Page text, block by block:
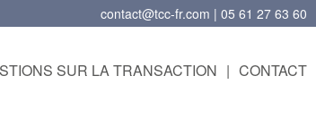
contact@tcc-fr.com | 05 61 27 63 60
SUR LA TRANSACTION | CONTACT